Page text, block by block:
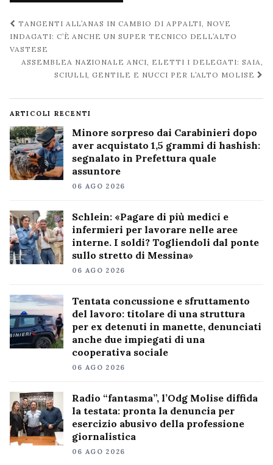
Navigazione
post
TANGENTI ALL’ANAS IN CAMBIO DI APPALTI, NOVE
INDAGATI: C’È ANCHE UN SUPER TECNICO DELL’ALTO
VASTESE
ASSEMBLEA NAZIONALE ANCI, ELETTI I DELEGATI: SAIA,
SCIULLI, GENTILE E NUCCI PER L’ALTO MOLISE
ARTICOLI RECENTI
Minore sorpreso dai Carabinieri dopo
aver acquistato 1,5 grammi di hashish:
segnalato in Prefettura quale
assuntore
06 AGO 2026
Schlein: «Pagare di più medici e
infermieri per lavorare nelle aree
interne. I soldi? Togliendoli dal ponte
sullo stretto di Messina»
06 AGO 2026
Tentata concussione e sfruttamento
del lavoro: titolare di una struttura
per ex detenuti in manette, denunciati
anche due impiegati di una
cooperativa sociale
06 AGO 2026
Radio “fantasma”, l’Odg Molise diffida
la testata: pronta la denuncia per
esercizio abusivo della professione
giornalistica
06 AGO 2026